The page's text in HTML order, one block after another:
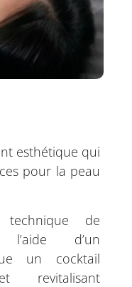
esthétique qui
pour la peau
de
d’un
un cocktail
revitalisant